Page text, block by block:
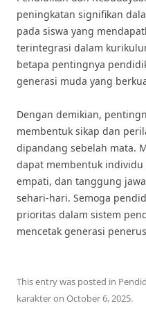
peningkatan signifikan
pada siswa yang
terintegrasi dalam
betapa pentingnya
generasi muda yang
Dengan demikian,
membentuk sikap dan
dipandang sebelah mata.
dapat membentuk
empati, dan tanggung
sehari-hari. Semoga
prioritas dalam sistem
mencetak generasi
This entry was posted in
karakteron October 6, 2025.